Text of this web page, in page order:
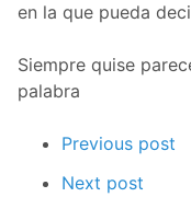
en la que pueda
Siempre quise
palabra
Previous post
Next post